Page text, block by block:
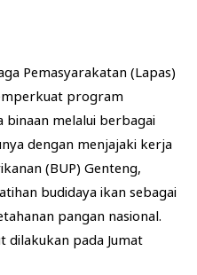
Pemasyarakatan (Lapas)
program
melalui berbagai
dengan menjajaki kerja
(BUP) Genteng,
budidaya ikan sebagai
pangan nasional.
dilakukan pada Jumat